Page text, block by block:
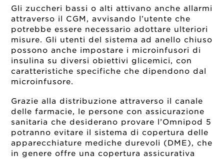
Gli zuccheri bassi o alti attivano anche allarmi
attraverso il CGM, avvisando l’utente che
potrebbe essere necessario adottare ulteriori
misure. Gli utenti del sistema ad anello chiuso
possono anche impostare i microinfusori di
insulina su diversi obiettivi glicemici, con
caratteristiche specifiche che dipendono dal
microinfusore.
Grazie alla distribuzione attraverso il canale
delle farmacie, le persone con assicurazione
sanitaria che desiderano provare l’Omnipod 5
potranno evitare il sistema di copertura delle
apparecchiature mediche durevoli (DME), che
in genere offre una copertura assicurativa